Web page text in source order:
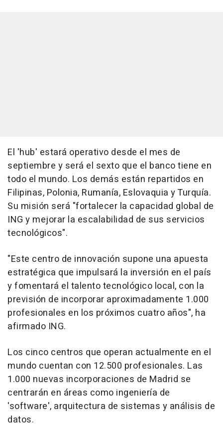
El 'hub' estará operativo desde el mes de
septiembre y será el sexto que el banco tiene en
todo el mundo. Los demás están repartidos en
Filipinas, Polonia, Rumanía, Eslovaquia y Turquía.
Su misión será "fortalecer la capacidad global de
ING y mejorar la escalabilidad de sus servicios
tecnológicos".
"Este centro de innovación supone una apuesta
estratégica que impulsará la inversión en el país
y fomentará el talento tecnológico local, con la
previsión de incorporar aproximadamente 1.000
profesionales en los próximos cuatro años", ha
afirmado ING.
Los cinco centros que operan actualmente en el
mundo cuentan con 12.500 profesionales. Las
1.000 nuevas incorporaciones de Madrid se
centrarán en áreas como ingeniería de
'software', arquitectura de sistemas y análisis de
datos.